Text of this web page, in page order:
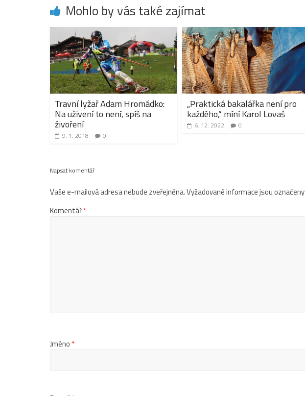
Mohlo by vás také zajímat
Travní lyžař Adam Hromádko:
Na uživení to není, spíš na
živoření
9. 1. 2018 0
„Praktická bakalářka není pro
každého,“ míní Karol Lovaš
6. 12. 2022 0
Napsat komentář
Vaše e-mailová adresa nebude zveřejněna.Vyžadované informace jsou označeny
Komentář*
Jméno *